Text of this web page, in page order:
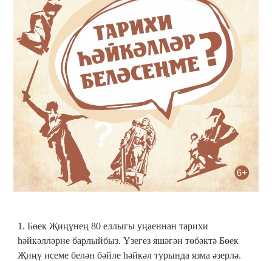
1. Бөек Җиңүнең 80 еллыгы уңаеннан тарихи
һәйкәлләрне барлыйбыз. Үзегез яшәгән төбәктә Бөек
Җиңү исеме белән бәйле һәйкәл турында язма әзерлә.